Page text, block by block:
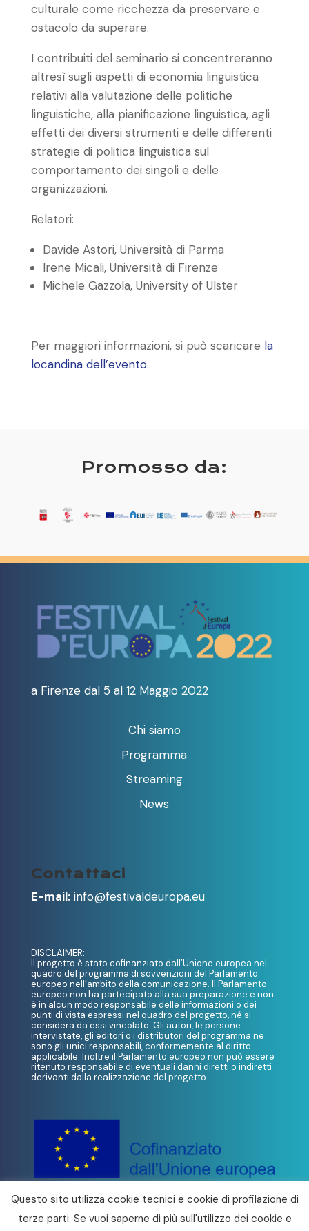
culturale come ricchezza da preservare e
ostacolo da superare.
I contribuiti del seminario si concentreranno
altresì sugli aspetti di economia linguistica
relativi alla valutazione delle politiche
linguistiche, alla pianificazione linguistica, agli
effetti dei diversi strumenti e delle differenti
strategie di politica linguistica sul
comportamento dei singoli e delle
organizzazioni.
Relatori:
Davide Astori, Università di Parma
Irene Micali, Università di Firenze
Michele Gazzola, University of Ulster
Per maggiori informazioni, si può scaricare la
locandina dell’evento.
Promosso da:
a Firenze dal 5 al 12 Maggio 2022
Chi siamo
Programma
Streaming
News
Contattaci
E-mail: info@festivaldeuropa.eu
DISCLAIMER:
Il progetto è stato cofinanziato dall’Unione europea nel
quadro del programma di sovvenzioni del Parlamento
europeo nell’ambito della comunicazione. Il Parlamento
europeo non ha partecipato alla sua preparazione e non
è in alcun modo responsabile delle informazioni o dei
punti di vista espressi nel quadro del progetto, né si
considera da essi vincolato. Gli autori, le persone
intervistate, gli editori o i distributori del programma ne
sono gli unici responsabili, conformemente al diritto
applicabile. Inoltre il Parlamento europeo non può essere
ritenuto responsabile di eventuali danni diretti o indiretti
derivanti dalla realizzazione del progetto.
Questo sito utilizza cookie tecnici e cookie di profilazione di
terze parti. Se vuoi saperne di più sull'utilizzo dei cookie e